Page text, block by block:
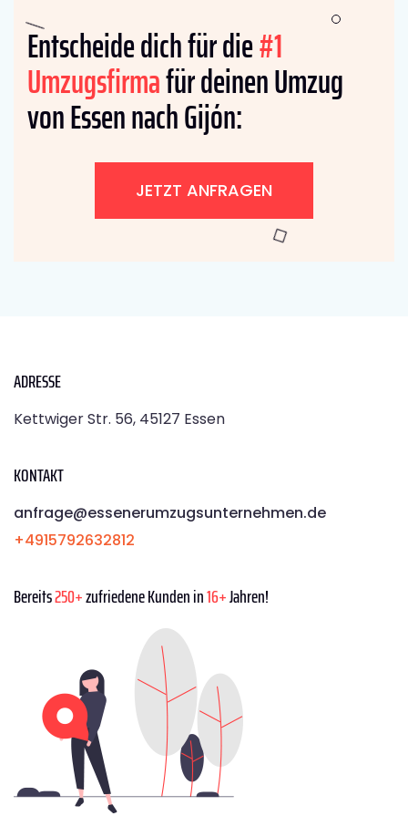
Entscheide dich für die#1
Umzugsfirmafür deinen Umzug
von Essen nach Gijón:
JETZT ANFRAGEN
ADRESSE
Kettwiger Str. 56, 45127 Essen
KONTAKT
anfrage@essenerumzugsunternehmen.de
+4915792632812
Bereits250+zufriedene Kunden in16+Jahren!